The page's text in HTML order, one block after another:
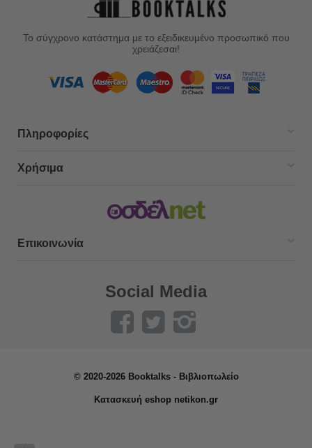
Το σύγχρονο κατάστημα με το εξειδικευμένο προσωπικό που
χρειάζεσαι!
Πληροφορίες
Χρήσιμα
Επικοινωνία
Social Media
© 2020-2026 Booktalks - Βιβλιοπωλείο
Κατασκευή eshop netikon.gr